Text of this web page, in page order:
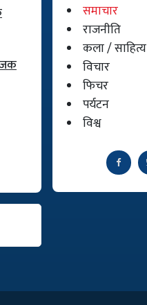
समाचार
राजनीति
कला / साहित्य
विचार
फिचर
पर्यटन
विश्व